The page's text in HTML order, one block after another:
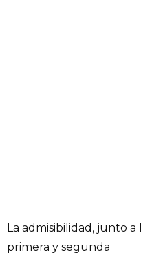
La admisibilidad, junto a
primera y segunda